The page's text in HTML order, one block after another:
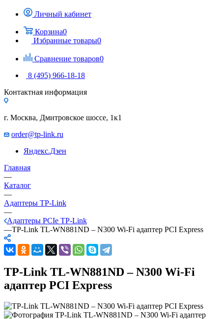
Личный кабинет
Корзина0
Избранные товары0
Сравнение товаров0
8 (495) 966-18-18
Контактная информация
г. Москва, Дмитровское шоссе, 1к1
order@tp-link.ru
Яндекс.Дзен
Главная
—
Каталог
—
Адаптеры TP-Link
—
Адаптеры PCIe TP-Link
—TP-Link TL-WN881ND – N300 Wi-Fi адаптер PCI Express
TP-Link TL-WN881ND – N300 Wi-Fi
адаптер PCI Express